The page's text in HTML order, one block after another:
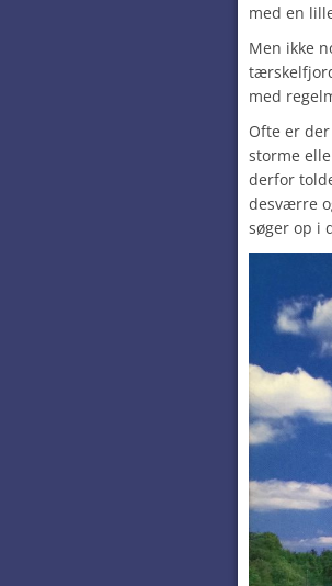
med en
Men ikke
med
Ofte er
storme
derfor
desværre
søger op i